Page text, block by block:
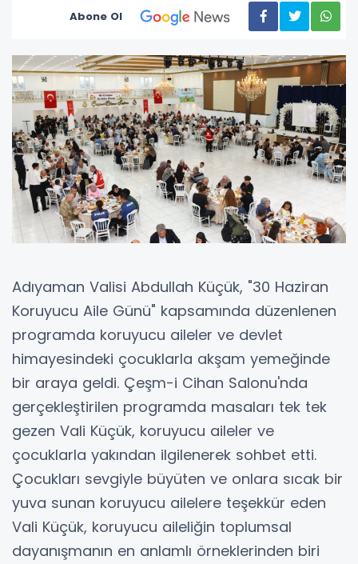
Abone Ol
Adıyaman Valisi Abdullah Küçük, "30 Haziran
Koruyucu Aile Günü" kapsamında düzenlenen
programda koruyucu aileler ve devlet
himayesindeki çocuklarla akşam yemeğinde
bir araya geldi. Çeşm-i Cihan Salonu'nda
gerçekleştirilen programda masaları tek tek
gezen Vali Küçük, koruyucu aileler ve
çocuklarla yakından ilgilenerek sohbet etti.
Çocukları sevgiyle büyüten ve onlara sıcak bir
yuva sunan koruyucu ailelere teşekkür eden
Vali Küçük, koruyucu aileliğin toplumsal
dayanışmanın en anlamlı örneklerinden biri